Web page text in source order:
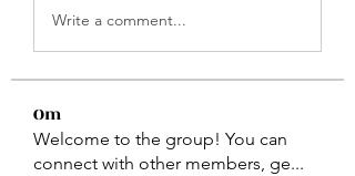
Write a comment...
Om
Welcome to the group! You can
connect with other members, ge...